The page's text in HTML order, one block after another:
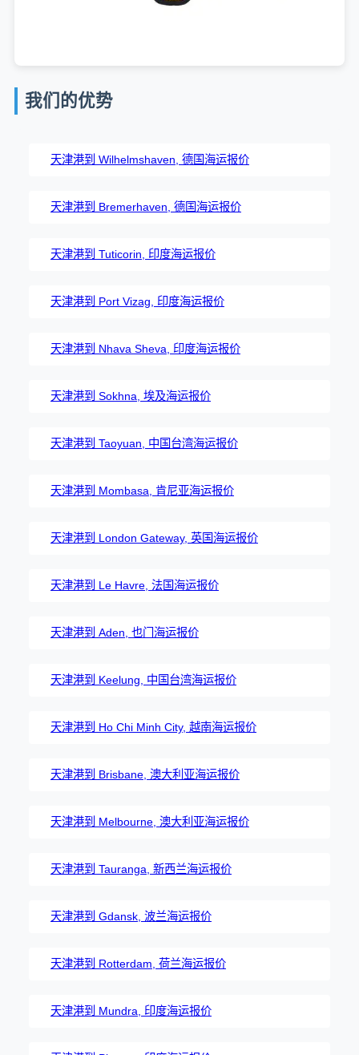
我们的优势
天津港到 Wilhelmshaven, 德国海运报价
天津港到 Bremerhaven, 德国海运报价
天津港到 Tuticorin, 印度海运报价
天津港到 Port Vizag, 印度海运报价
天津港到 Nhava Sheva, 印度海运报价
天津港到 Sokhna, 埃及海运报价
天津港到 Taoyuan, 中国台湾海运报价
天津港到 Mombasa, 肯尼亚海运报价
天津港到 London Gateway, 英国海运报价
天津港到 Le Havre, 法国海运报价
天津港到 Aden, 也门海运报价
天津港到 Keelung, 中国台湾海运报价
天津港到 Ho Chi Minh City, 越南海运报价
天津港到 Brisbane, 澳大利亚海运报价
天津港到 Melbourne, 澳大利亚海运报价
天津港到 Tauranga, 新西兰海运报价
天津港到 Gdansk, 波兰海运报价
天津港到 Rotterdam, 荷兰海运报价
天津港到 Mundra, 印度海运报价